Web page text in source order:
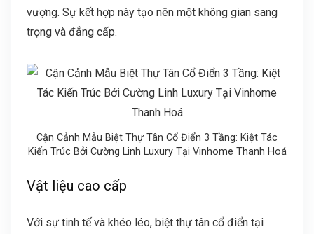
vượng. Sự kết hợp này tạo nên một không gian sang
trọng và đẳng cấp.
Cận Cảnh Mẫu Biệt Thự Tân Cổ Điển 3 Tầng: Kiệt Tác
Kiến Trúc Bởi Cường Linh Luxury Tại Vinhome Thanh Hoá
Vật liệu cao cấp
Với sự tinh tế và khéo léo, biệt thự tân cổ điển tại